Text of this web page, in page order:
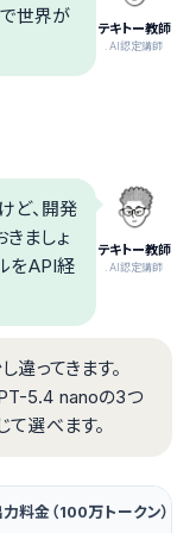
テキトー教師
.AI認定講師
世界が
テキトー教師
.AI認定講師
ど、開発
ましょ
をAPI経
ってきます。
5.4 nanoの3つ
て選べます。
力料金（100万トークン）